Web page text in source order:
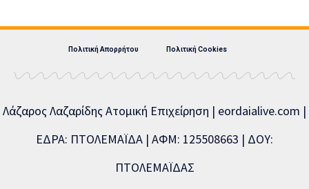
Πολιτική Απορρήτου Πολιτική Cookies
Λάζαρος Λαζαρίδης Ατομική Επιχείρηση | eordaialive.com |
ΕΔΡΑ: ΠΤΟΛΕΜΑΪΔΑ | ΑΦΜ: 125508663 | ΔΟΥ:
ΠΤΟΛΕΜΑΪΔΑΣ